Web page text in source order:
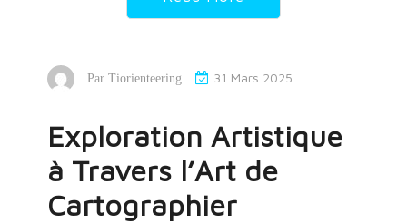
Par Tiorienteering 31 Mars 2025
Exploration Artistique
à Travers l’Art de
Cartographier